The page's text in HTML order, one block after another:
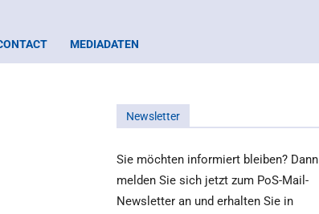
MEDIADATEN
Newsletter
Sie möchten informiert bleiben? Dann
melden Sie sich jetzt zum PoS-Mail-
Newsletter an und erhalten Sie in